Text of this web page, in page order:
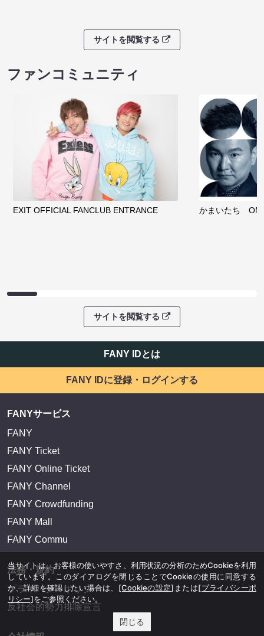
サイトを閲覧する
ファンコミュニティ
EXIT OFFICIAL FANCLUB ENTRANCE かまいたち
サイトを閲覧する
FANY IDとは
FANY IDに登録・ログインする
FANYサービス
FANY
FANY Ticket
FANY Online Ticket
FANY Channel
FANY Crowdfunding
FANY Mall
FANY Commu
法務・規約
プライバシーポリシー
反社会的勢力排除宣言
当サイトは、お客様の使いやすさ、利用状況の分析のためCookieを利用
しています。このダイアログを閉じることでCookieの使用に同意する
か、詳細を確認したい場合は、 [Cookieの設定] または[プライバシーポ
リシー]をご参照ください。
閉じる